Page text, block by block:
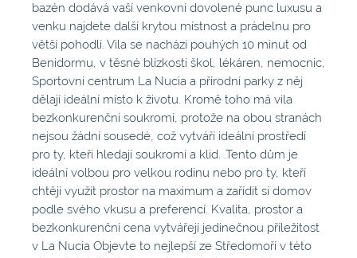
bazén dodává vaší venkovní dovolené punc luxusu a
venku najdete další krytou místnost a prádelnu pro
větší pohodlí. Vila se nachází pouhých 10 minut od
Benidormu, v těsné blízkosti škol, lékáren, nemocnic,
Sportovní centrum La Nucia a přírodní parky z něj
dělají ideální místo k životu. Kromě toho má vila
bezkonkurenční soukromí, protože na obou stranách
nejsou žádní sousedé, což vytváří ideální prostředí
pro ty, kteří hledají soukromí a klid. .Tento dům je
ideální volbou pro velkou rodinu nebo pro ty, kteří
chtějí využít prostor na maximum a zařídit si domov
podle svého vkusu a preferencí. Kvalita, prostor a
bezkonkurenční cena vytvářejí jedinečnou příležitost
v La Nucia Objevte to nejlepší ze Středomoří v této